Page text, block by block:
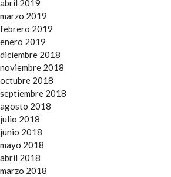
abril 2019
marzo 2019
febrero 2019
enero 2019
diciembre 2018
noviembre 2018
octubre 2018
septiembre 2018
agosto 2018
julio 2018
junio 2018
mayo 2018
abril 2018
marzo 2018